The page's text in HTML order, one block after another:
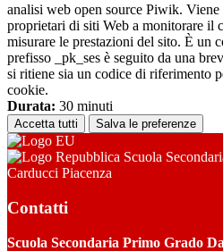
analisi web open source Piwik.
proprietari di siti Web a monitorare il
misurare le prestazioni del sito. È un
prefisso _pk_ses è seguito da una
si ritiene sia un codice di riferimento
cookie.
Durata: 30 minuti
Accetta tutti Salva le preferenze
Scuola
Carducci Piacenza
Contatti
Scuola Secondaria Primo Grado